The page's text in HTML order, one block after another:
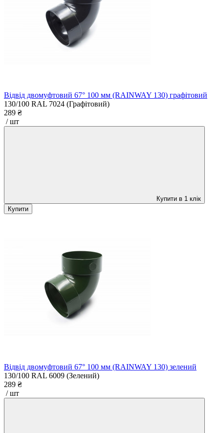
Відвід двомуфтовий 67° 100 мм (RAINWAY 130) графітовий
130/100 RAL 7024 (Графітовий)
289 ₴
/ шт
Купити в 1 клік
Купити
Відвід двомуфтовий 67° 100 мм (RAINWAY 130) зелений
130/100 RAL 6009 (Зелений)
289 ₴
/ шт